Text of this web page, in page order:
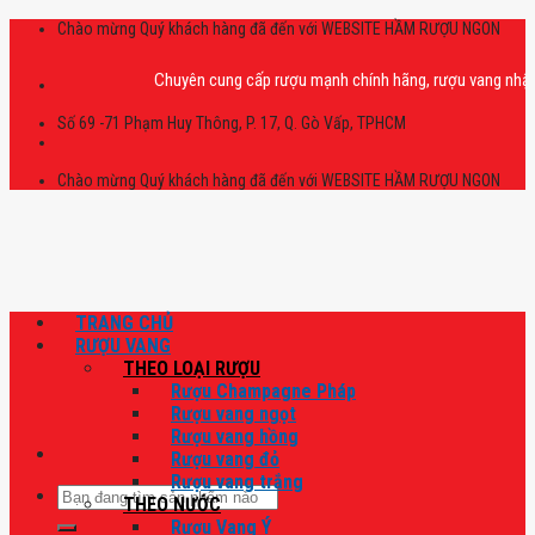
Skip
Chào mừng Quý khách hàng đã đến với WEBSITE HẦM RƯỢU NGON
Chuyên cung cấp rượu mạnh chính hãng, rượu vang nhập
Số 69 -71 Phạm Huy Thông, P. 17, Q. Gò Vấp, TPHCM
Chào mừng Quý khách hàng đã đến với WEBSITE HẦM RƯỢU NGON
Tìm
kiếm:
TRANG CHỦ
RƯỢU VANG
THEO LOẠI RƯỢU
Rượu Champagne Pháp
Rượu vang ngọt
Rượu vang hồng
Rượu vang đỏ
Rượu vang trắng
THEO NƯỚC
Rượu Vang Ý